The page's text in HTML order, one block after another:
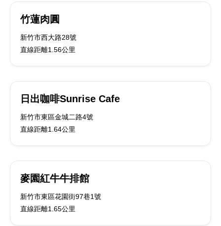
竹蓮肉圓
新竹市西大路28號
直線距離1.56公里
日出咖啡Sunrise Cafe
新竹市東區金城二路4號
直線距離1.64公里
麥園紅牛牛排館
新竹市東區花園街97巷1號
直線距離1.65公里